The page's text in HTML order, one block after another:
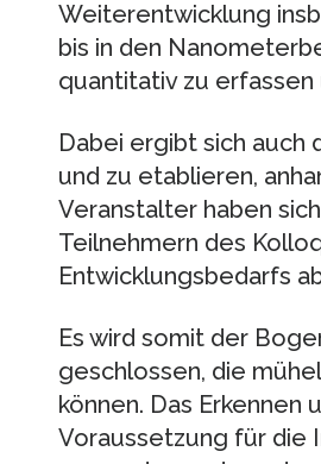
Weiterentwicklung
bis in den
quantitativ zu
Dabei ergibt sich
und zu etablieren,
Veranstalter haben
Teilnehmern des
Entwicklungsbedarfs
Es wird somit der
geschlossen, die
können. Das
Voraussetzung für die